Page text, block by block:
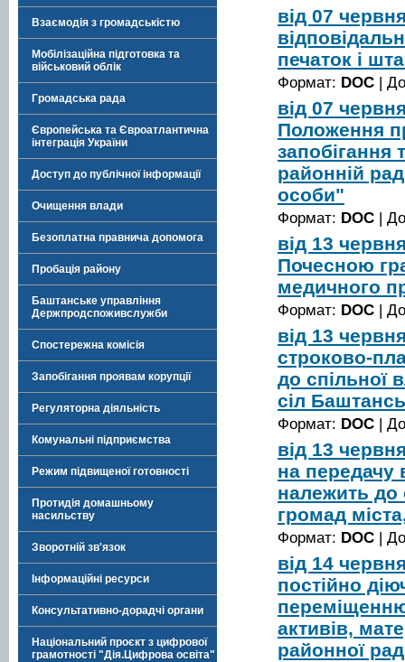
Взаємодія з громадськістю
Мобілізаційна підготовка та
військовий облік
Громадська рада
Європейська та Євроатлантична
інтеграція України
Доступ до публічної інформації
Очищення влади
Безоплатна правнича допомога
Пробація району
Баштанське управління
Держпродспоживслужби
Спостережна комісія
Запобігання проявам корупції
Регуляторна діяльність
Комунальні підприємства
Режим підвищеної готовності
Протидія домашньому
насильству
Зворотній зв'язок
Інформаційні ресурси
Консультативно-дорадчі органи
Національний проєкт з цифрової
грамотності "Дія.Цифрова освіта"
від 07
печаток і
Формат: DOC |
від 07
Положення
запобігання
районній
особи"
Формат: DOC |
від 13
Почесною
медичного
Формат: DOC |
від 13
строково-
до спільної
сіл
Формат: DOC |
від 13
на передачу
належить до
громад
Формат: DOC |
від 14
постійно
активів,
районної